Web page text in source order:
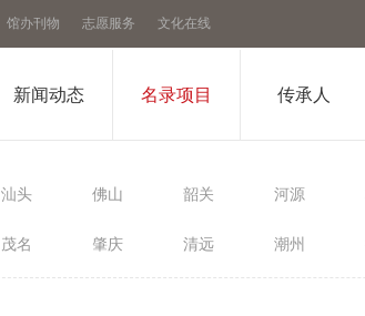
馆办刊物 志愿服务 文化在线
新闻动态 名录项目 传承人
汕头 佛山 韶关 河源
茂名 肇庆 清远 潮州